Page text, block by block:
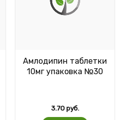
Амлодипин таблетки
10мг упаковка №30
3.70руб.